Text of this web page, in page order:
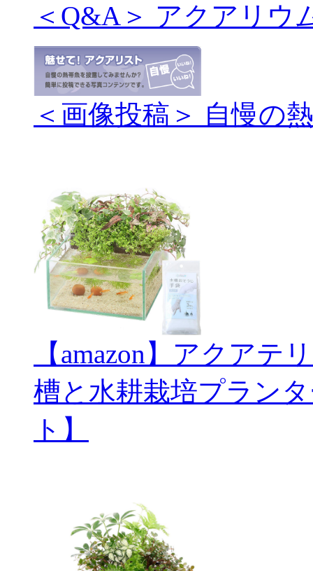
＜Q&A＞ アクアリウ
＜画像投稿＞ 自慢の
【amazon】アクアテ
槽と水耕栽培プラン
ト】